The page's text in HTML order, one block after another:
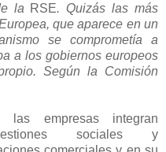
la RSE. Quizás las más
que aparece en un
se comprometía a
a los gobiernos europeos
Según la Comisión
empresas integran
sociales y